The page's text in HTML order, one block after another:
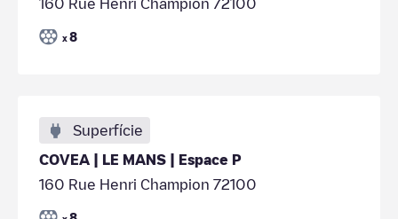
160 Rue Henri Champion 72100
x 8
Superfície
COVEA | LE MANS | Espace P
160 Rue Henri Champion 72100